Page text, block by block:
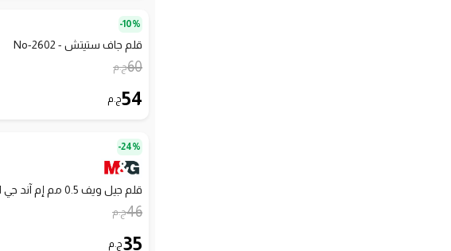
10%-
قلم جاف ستيتش - No-2602
60ج.م
54ج.م
24%-
قلم جيل ويف 0.5 مم إم آند جي AGPB4271
46ج.م
35ج.م